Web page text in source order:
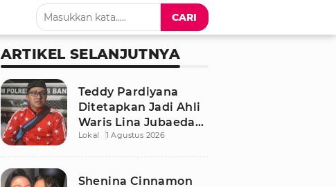
CARI
ARTIKEL SELANJUTNYA
Teddy Pardiyana
Ditetapkan Jadi Ahli
Waris Lina Jubaedah,
Begini Respon Sule
Lokal 1 Agustus 2026
Shenina Cinnamon